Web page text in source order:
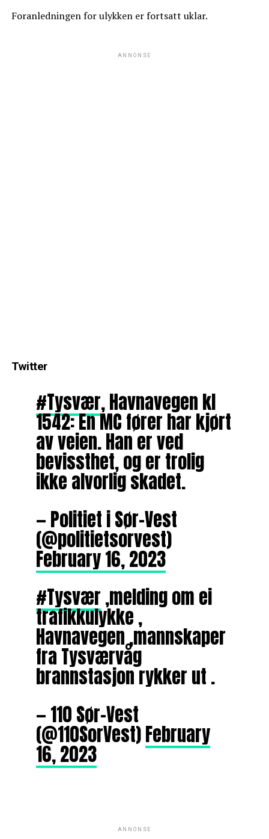
Foranledningen for ulykken er fortsatt uklar.
ANNONSE
Twitter
#Tysvær, Havnavegen kl
1542: En MC fører har kjørt
av veien. Han er ved
bevissthet, og er trolig
ikke alvorlig skadet.
— Politiet i Sør-Vest
(@politietsorvest)
February 16, 2023
#Tysvær,melding om ei
trafikkulykke ,
Havnavegen ,mannskaper
fra Tysværvåg
brannstasjon rykker ut .
— 110 Sør-Vest
(@110SorVest)February
16, 2023
ANNONSE